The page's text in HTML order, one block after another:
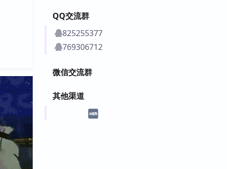
QQ交流群
825255377
769306712
微信交流群
其他渠道